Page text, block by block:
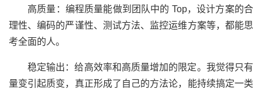
高质量：编程质量能做到团队中的 Top，设计方案的合
理性、编码的严谨性、测试方法、监控运维方案等，都能思
考全面的人。
稳定输出：给高效率和高质量增加的限定。我觉得只有
量变引起质变，真正形成了自己的方法论，能持续搞定一类